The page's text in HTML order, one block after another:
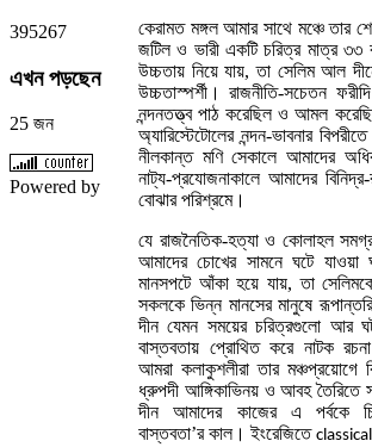
কেরামত মঙ্গল আমার সাথে মঞ্চে তার
জটিল ও ভারী একটি চরিত্র মাত্র ৩৩
উচ্চতায় নিয়ে যায়, তা সেলিম আল
উচ্চতাস্পর্শী। রাজনীতি-সচেতন
নন্দনতত্ত্ব পাঠ করেছিল ও আমল
অ্যারিস্টেটোলের নন্দন-ভাবনার
নীলকান্ত মণি সেকালে আমাদের
নাট্য-প্রযোজনাকালে আমাদের
বোঝার পরিশ্রমে।
যে রাজনৈতিক-হত্যা ও কোলাহল
আমাদের চোখের সামনে ঘটে যাওয়া
মানসপটে আঁকা হয়ে যায়, তা
সকলকে ভিন্ন মানসের মানুষে
দীন যেমন সময়ের চরিত্রগুলো আর
বাস্তবতায় প্রোথিত করে নাটক
আমরা কলাকুশলীরা তার মঞ্চপ্রয়োগে
ধ্রুপদী আঙ্গিকাভিনয় ও আবহ তৈরিতে
দীন আমাদের কাজের এ পর্বকে
বাস্তবতা’র কাল। ইংরেজিতে
395267
এখনপড়ছেন
25 জন
Powered by